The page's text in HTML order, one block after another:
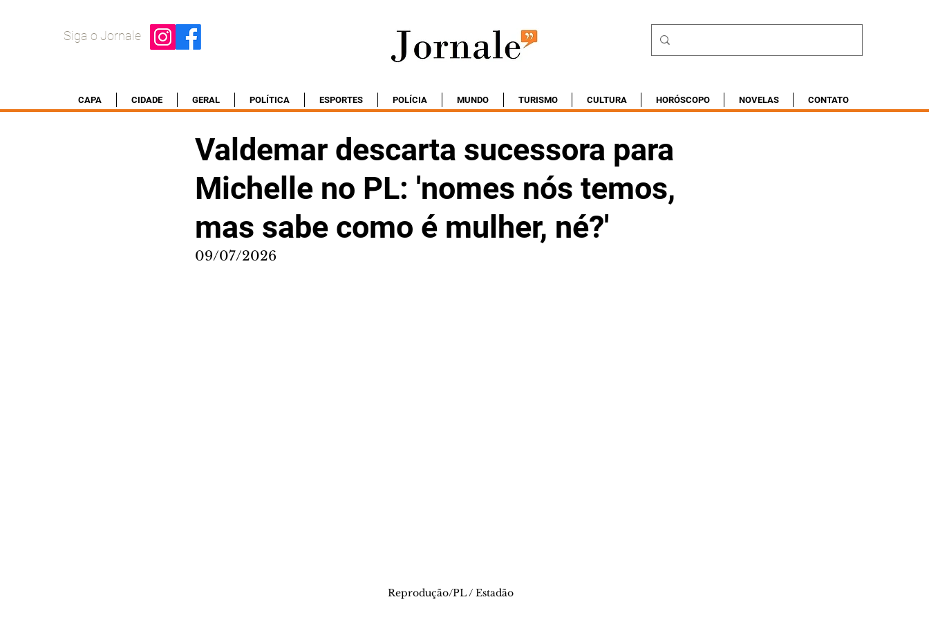
Siga o Jornale
CAPA CIDADE GERAL POLÍTICA ESPORTES POLÍCIA MUNDO TURISMO CULTURA HORÓSCOPO NOVELAS CONTATO
Valdemar descarta sucessora para
Michelle no PL: 'nomes nós temos,
mas sabe como é mulher, né?'
09/07/2026
Reprodução/PL / Estadão